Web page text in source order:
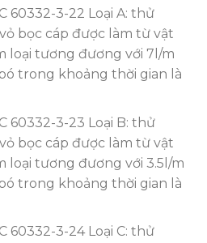
60332-3-22 Loại A: thử
bọc cáp được làm từ vật
loại tương đương với 7l/m
trong khoảng thời gian là
60332-3-23 Loại B: thử
bọc cáp được làm từ vật
loại tương đương với 3.5l/m
trong khoảng thời gian là
60332-3-24 Loại C: thử